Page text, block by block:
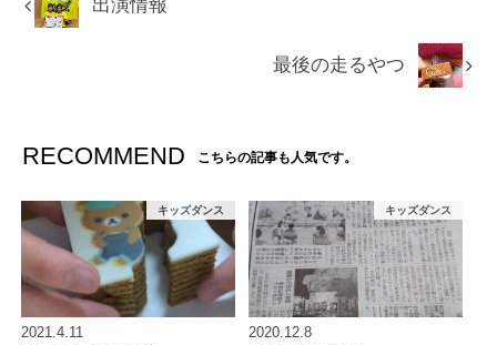
出演情報
最後の走るやつ
RECOMMEND こちらの記事も人気です。
キッズダンス
2021.4.11
キッズダンス
2020.12.8